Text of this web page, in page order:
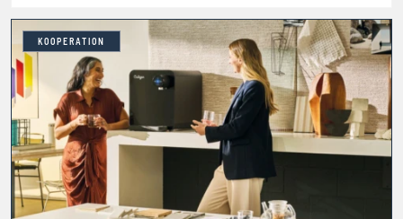
KOOPERATION